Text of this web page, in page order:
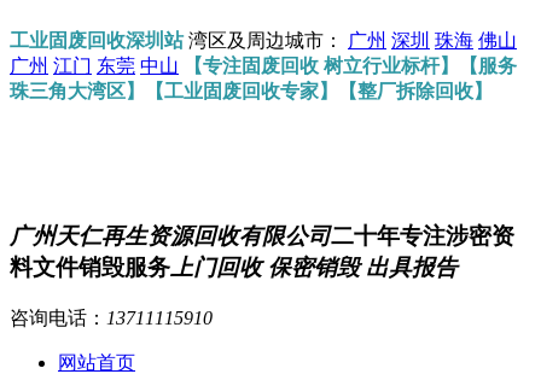
工业固废回收深圳站湾区及周边城市： 广州 深圳 珠海 佛山
广州 江门 东莞 中山
【专注固废回收 树立行业标杆】【服务
珠三角大湾区】【工业固废回收专家】【整厂拆除回收】
广州天仁再生资源回收有限公司二十年专注涉密资
料文件销毁服务 上门回收 保密销毁 出具报告
咨询电话： 13711115910
网站首页